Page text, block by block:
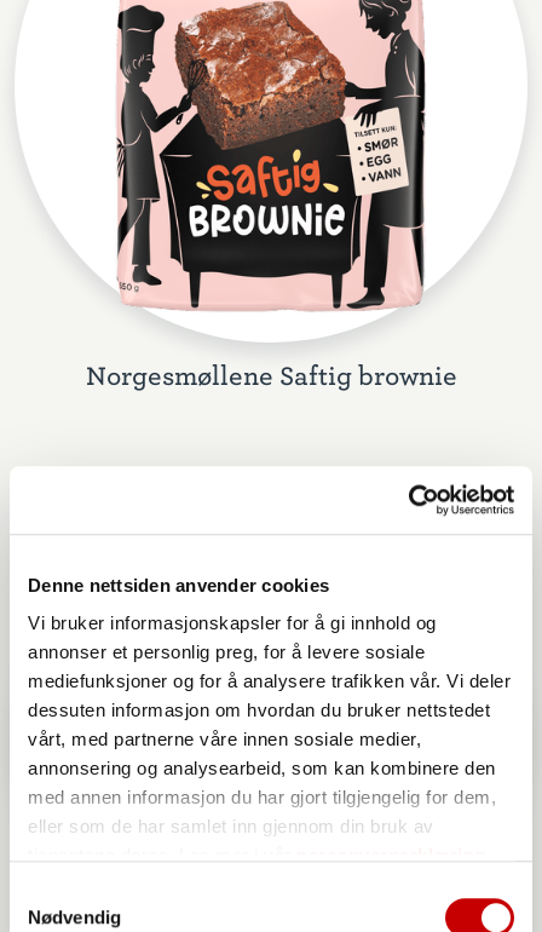
Denne nettsiden anvender cookies
Vi bruker informasjonskapsler for å gi innhold og
annonser et personlig preg, for å levere sosiale
mediefunksjoner og for å analysere trafikken vår. Vi deler
dessuten informasjon om hvordan du bruker nettstedet
vårt, med partnerne våre innen sosiale medier,
annonsering og analysearbeid, som kan kombinere den
med annen informasjon du har gjort tilgjengelig for dem,
eller som de har samlet inn gjennom din bruk av
Nødvendig
Norgesmøllene Saftig brownie